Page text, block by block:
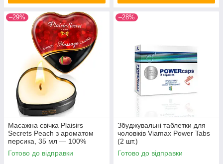
–29%
Масажна свічка Plaisirs
Secrets Peach з ароматом
персика, 35 мл — 100%
натуральний рослинний віск,
термо-масло, безпечна
Готово до відправки
–28%
Збуджувальні таблетки для
чоловіків Viamax Power Tabs
(2 шт.)
Готово до відправки